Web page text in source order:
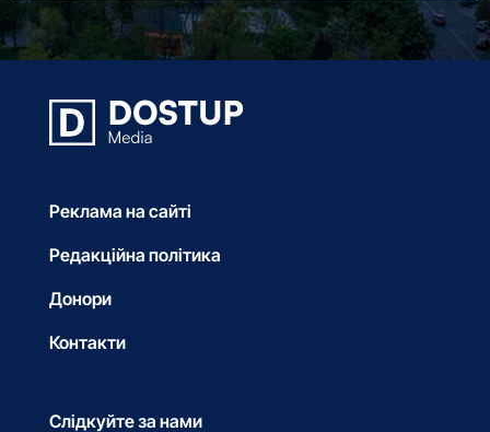
Реклама на сайті
Редакційна політика
Донори
Контакти
Слідкуйте за нами